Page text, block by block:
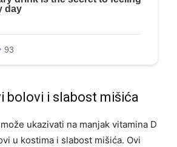
bolovi i slabost mišića
ukazivati na manjak vitamina D
u kostima i slabost mišića. Ovi